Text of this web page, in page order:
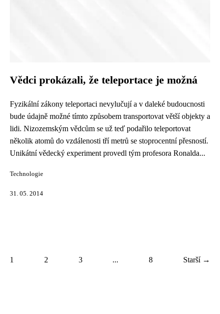
Vědci prokázali, že teleportace je možná
Fyzikální zákony teleportaci nevylučují a v daleké budoucnosti
bude údajně možné tímto způsobem transportovat větší objekty a
lidi. Nizozemským vědcům se už teď podařilo teleportovat
několik atomů do vzdálenosti tří metrů se stoprocentní přesností.
Unikátní vědecký experiment provedl tým profesora Ronalda...
Technologie
31. 05. 2014
1 2 3 ... 8 Starší →